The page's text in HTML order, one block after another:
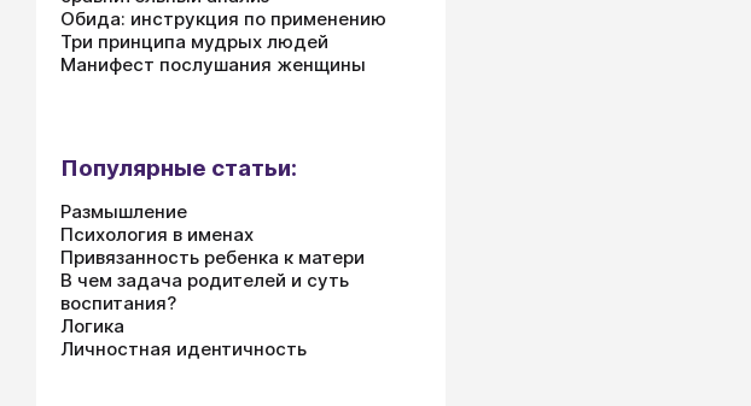
Обида: инструкция по применению
Три принципа мудрых людей
Манифест послушания женщины
Популярные статьи:
Размышление
Психология в именах
Привязанность ребенка к матери
В чем задача родителей и суть
воспитания?
Логика
Личностная идентичность